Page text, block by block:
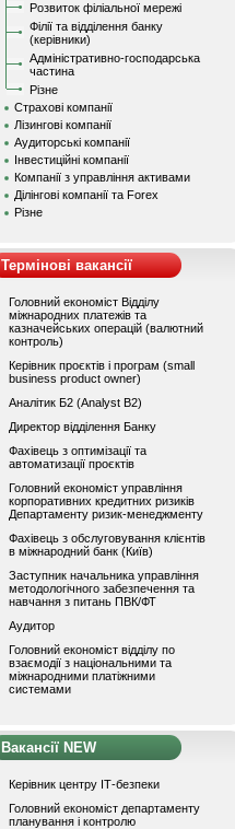
Розвиток філіальної мережі
Філії та відділення банку
(керівники)
Адміністративно-господарська
частина
Різне
Страхові компанії
Лізингові компанії
Аудиторські компанії
Інвестиційні компанії
Компанії з управління активами
Ділінгові компанії та Forex
Різне
Термінові вакансії
Головний економіст Відділу
міжнародних платежів та
казначейських операцій (валютний
контроль)
Керівник проєктів і програм (small
business product owner)
Аналітик Б2 (Analyst B2)
Директор відділення Банку
Фахівець з оптимізації та
автоматизації проєктів
Головний економіст управління
корпоративних кредитних ризиків
Департаменту ризик-менеджменту
Фахівець з обслуговування клієнтів
в міжнародний банк (Київ)
Заступник начальника управління
методологічного забезпечення та
навчання з питань ПВК/ФТ
Аудитор
Головний економіст відділу по
взаємодії з національними та
міжнародними платіжними
системами
Вакансії NEW
Керівник центру ІТ-безпеки
Головний економіст департаменту
планування і контролю